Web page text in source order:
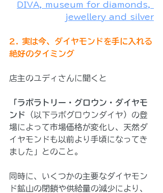
DIVA, museum for diamonds,
jewellery and silver
2. 実は今、ダイヤモンドを手に入れる
絶好のタイミング
店主のユディさんに聞くと
「ラボラトリー・グロウン・ダイヤモ
ンド
（以下ラボグロウンダイヤ）の登
場によって市場価格が変化し、天然ダ
イヤモンドも以前より手頃になってき
ました」とのこと。
同時に、いくつかの主要なダイヤモン
ド鉱山の閉鎖や供給量の減少により、